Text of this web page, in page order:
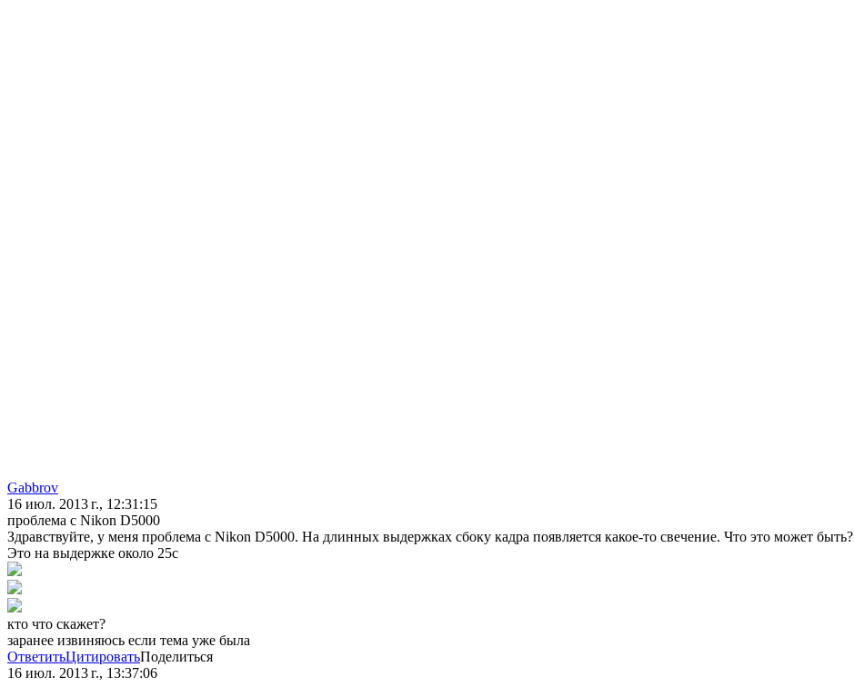
Gabbrov
16 июл. 2013 г., 12:31:15
проблема с Nikon D5000
Здравствуйте, у меня проблема с Nikon D5000. На длинных выдержках сбоку кадра появляется какое-то свечение. Что это может быть?
Это на выдержке около 25с
кто что скажет?
заранее извиняюсь если тема уже была
ОтветитьЦитироватьПоделиться
16 июл. 2013 г., 13:37:06